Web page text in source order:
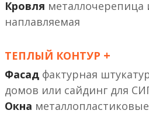
Кровля металлочерепица
наплавляемая
ТЕПЛЫЙ КОНТУР +
Фасад фактурная
или сайдинг
Окна